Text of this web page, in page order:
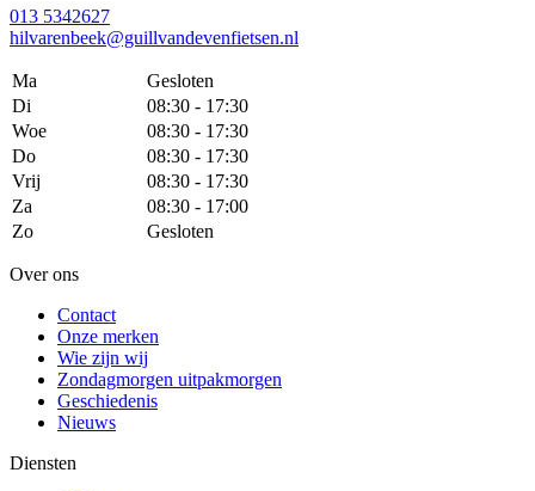
013 5342627
hilvarenbeek@guillvandevenfietsen.nl
Ma
Gesloten
Di
08:30 - 17:30
Woe
08:30 - 17:30
Do
08:30 - 17:30
Vrij
08:30 - 17:30
Za
08:30 - 17:00
Zo
Gesloten
Over ons
Contact
Onze merken
Wie zijn wij
Zondagmorgen uitpakmorgen
Geschiedenis
Nieuws
Diensten